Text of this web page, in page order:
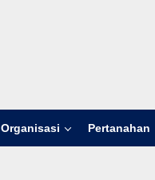
Organisasi Pertanahan